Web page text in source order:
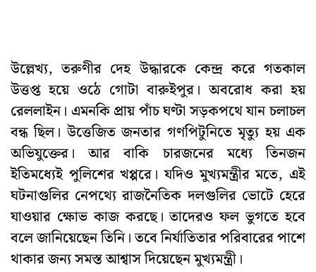
উল্লেখ্য, তরুণীর দেহ উদ্ধারকে কেন্দ্র করে গতকাল
উত্তপ্ত হয়ে ওঠে গোটা বারুইপুর। অবরোধ করা হয়
রেললাইন। এমনকি প্রায় পাঁচ ঘণ্টা সড়কপথে যান চলাচল
বন্ধ ছিল। উত্তেজিত জনতার গণপিটুনিতে মৃত্যু হয় এক
অভিযুক্তের। আর বাকি চারজনের মধ্যে তিনজন
ইতিমধ্যেই পুলিশের খপ্পরে। যদিও মুখ্যমন্ত্রীর মতে, এই
ঘটনাগুলির নেপথ্যে রাজনৈতিক দলগুলির ভোটে হেরে
যাওয়ার ক্ষোভ কাজ করছে। তাদেরও ফল ভুগতে হবে
বলে জানিয়েছেন তিনি। তবে নির্যাতিতার পরিবারের পাশে
থাকার জন্য সমস্ত আশ্বাস দিয়েছেন মুখ্যমন্ত্রী।